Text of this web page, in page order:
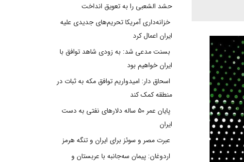
حشد الشعبی را به تعویق انداخت
خزانه‌داری آمریکا تحریم‌های جدیدی علیه
ایران اعمال کرد
بسنت مدعی شد: به زودی شاهد توافق با
ایران خواهیم بود
اسحاق دار: امیدواریم توافق مکه به ثبات در
منطقه کمک کند
پایان عمر ۵۰ ساله دلارهای نفتی به دست
ایران
عبرت مصر و سوئز برای ایران و تنگه هرمز
اردوغان: پیمان سه‌جانبه با عربستان و